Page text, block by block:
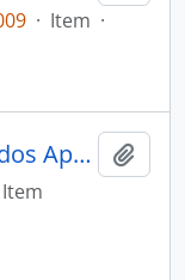
· Item ·
Uso, costumes e linguagem dos Appiacás
Item